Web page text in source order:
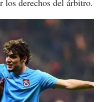
los derechos del árbitro.